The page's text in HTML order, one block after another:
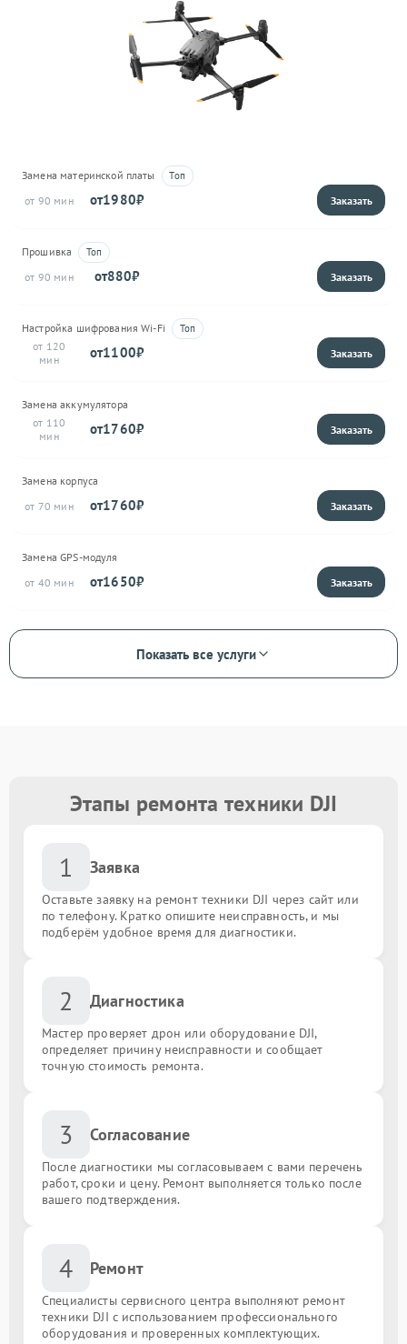
Замена материнской платы
90
1980
Прошивка
90
880
Настройка шифрования Wi-Fi
120
1100
Замена аккумулятора
110
1760
Замена корпуса
70
1760
Замена GPS-модуля
40
1650
Показать все услуги
Этапы ремонта техники DJI
1 Заявка
Оставьте заявку на ремонт техники DJI через сайт или
по телефону. Кратко опишите неисправность, и мы
подберём удобное время для диагностики.
2 Диагностика
Мастер проверяет дрон или оборудование DJI,
определяет причину неисправности и сообщает
точную стоимость ремонта.
3 Согласование
После диагностики мы согласовываем с вами перечень
работ, сроки и цену. Ремонт выполняется только после
вашего подтверждения.
4 Ремонт
Специалисты сервисного центра выполняют ремонт
техники DJI с использованием профессионального
оборудования и проверенных комплектующих.